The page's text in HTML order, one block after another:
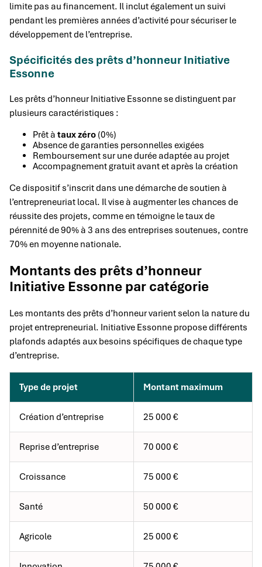
limite pas au financement. Il inclut également un suivi
pendant les premières années d’activité pour sécuriser le
développement de l’entreprise.
Spécificités des prêts d’honneur Initiative
Essonne
Les prêts d’honneur Initiative Essonne se distinguent par
plusieurs caractéristiques :
Prêt à taux zéro (0%)
Absence de garanties personnelles exigées
Remboursement sur une durée adaptée au projet
Accompagnement gratuit avant et après la création
Ce dispositif s’inscrit dans une démarche de soutien à
l’entrepreneuriat local. Il vise à augmenter les chances de
réussite des projets, comme en témoigne le taux de
pérennité de 90% à 3 ans des entreprises soutenues, contre
70% en moyenne nationale.
Montants des prêts d’honneur
Initiative Essonne par catégorie
Les montants des prêts d’honneur varient selon la nature du
projet entrepreneurial. Initiative Essonne propose différents
plafonds adaptés aux besoins spécifiques de chaque type
d’entreprise.
Type de projet Montant maximum
Création d’entreprise 25 000 €
Reprise d’entreprise 70 000 €
Croissance 75 000 €
Santé 50 000 €
Agricole 25 000 €